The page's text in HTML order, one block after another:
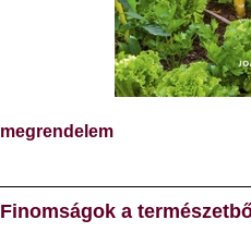
megrendelem
Finomságok a